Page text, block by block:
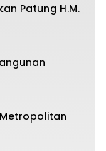
Patung H.M.